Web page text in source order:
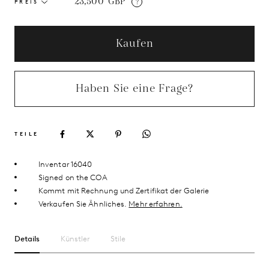
PREIS ?
Kaufen
Haben Sie eine Frage?
TEILE
Inventar 16040
Signed on the COA
Kommt mit Rechnung und Zertifikat der Galerie
Verkaufen Sie Ähnliches. Mehr erfahren.
Details Künstler Stile